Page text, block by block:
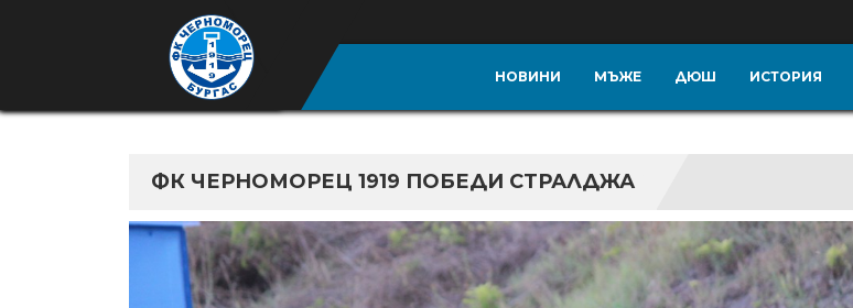
НОВИНИ МЪЖЕ ДЮШ ИСТОРИЯ
ФК ЧЕРНОМОРЕЦ 1919 ПОБЕДИ СТРАЛДЖА